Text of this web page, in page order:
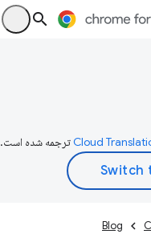
ترجمه شده است.
Blog